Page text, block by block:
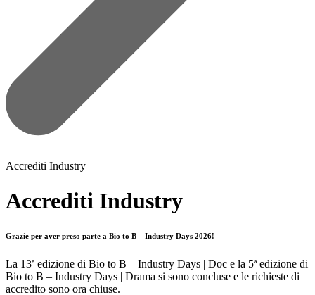
Accrediti Industry
Accrediti Industry
Grazie per aver preso parte a Bio to B – Industry Days 2026!
La 13ª edizione di Bio to B – Industry Days | Doc e la 5ª edizione di
Bio to B – Industry Days | Drama si sono concluse e le richieste di
accredito sono ora chiuse.